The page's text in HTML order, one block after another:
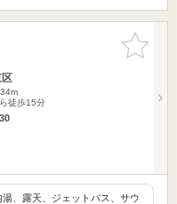
お気に入
りに追加
区
徒歩15分
、露天、ジェットバス、サウ